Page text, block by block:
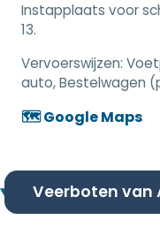
Instapplaats voor
13.
Vervoerswijzen:
auto, Bestelwagen
🗺️ Google Maps
Veerboten van